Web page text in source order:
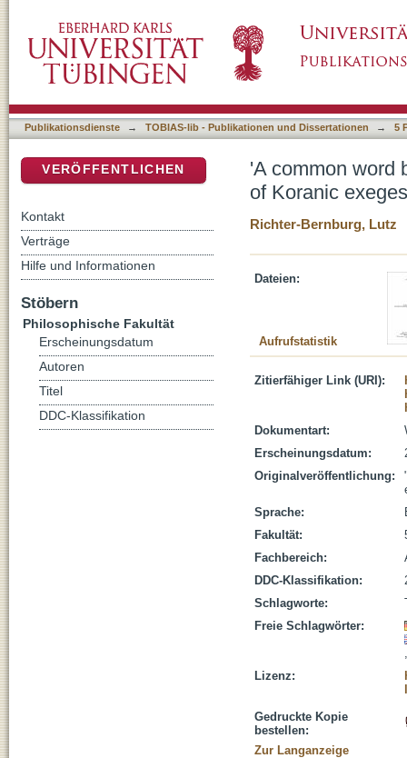
interreligious dialogue
Publikationsdienste → TOBIAS-lib - Publikationen und Dissertationen → 5
'A common word
of Koranic
Richter-Bernburg, Lutz
Dateien:
Aufrufstatistik
Zitierfähiger Link (URI):
Dokumentart:
Erscheinungsdatum:
Originalveröffentlichung:
Sprache:
Fakultät:
Fachbereich:
DDC-Klassifikation:
Schlagworte:
Freie Schlagwörter:
Lizenz:
Gedruckte Kopie
bestellen:
Zur Langanzeige
VERÖFFENTLICHEN
Kontakt
Verträge
Hilfe und Informationen
Stöbern
Philosophische Fakultät
Erscheinungsdatum
Autoren
Titel
DDC-Klassifikation